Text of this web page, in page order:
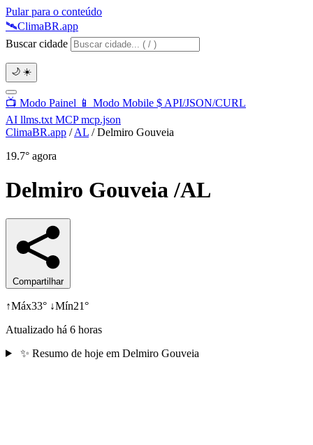
Pular para o conteúdo
🛰️ClimaBR.app
Buscar cidade
🌙 ☀️
📺 Modo Painel 📱 Modo Mobile $ API/JSON/CURL
AI llms.txt MCPmcp.json
ClimaBR.app / AL / Delmiro Gouveia
19.7° agora
Delmiro Gouveia/AL
Compartilhar
↑Máx33° ↓Mín21°
Atualizado há 6 horas
✨ Resumo de hoje em Delmiro Gouveia